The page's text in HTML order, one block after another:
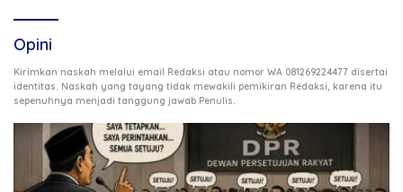
Opini
Kirimkan naskah melalui email Redaksi atau nomor WA 081269224477 disertai
identitas. Naskah yang tayang tidak mewakili pemikiran Redaksi, karena itu
sepenuhnya menjadi tanggung jawab Penulis.